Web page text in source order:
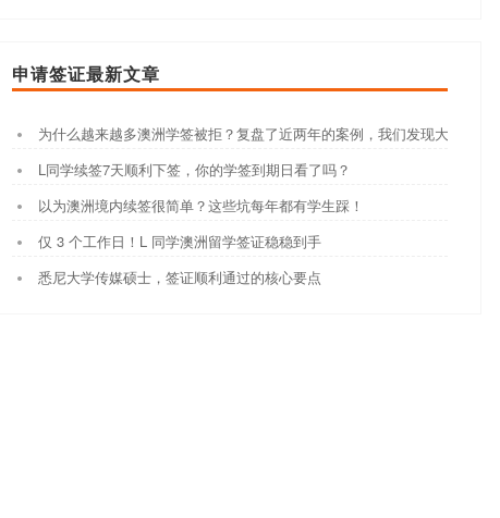
申请签证最新文章
为什么越来越多澳洲学签被拒？复盘了近两年的案例，我们发现大家都踩
L同学续签7天顺利下签，你的学签到期日看了吗？
以为澳洲境内续签很简单？这些坑每年都有学生踩！
仅 3 个工作日！L 同学澳洲留学签证稳稳到手
悉尼大学传媒硕士，签证顺利通过的核心要点